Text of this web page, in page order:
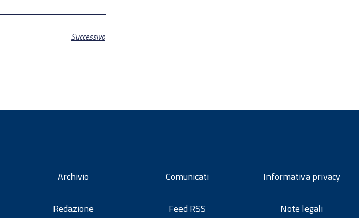
Successivo
Archivio
Redazione
Comunicati
Feed RSS
Informativa privacy
Note legali